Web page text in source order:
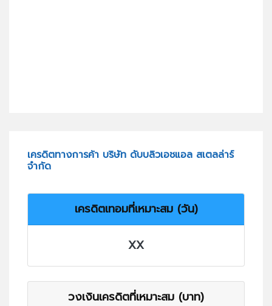
เครดิตทางการค้า บริษัท ดับบลิวเอชแอล สเตลล่าร์
จำกัด
เครดิตเทอมที่เหมาะสม (วัน)
XX
วงเงินเครดิตที่เหมาะสม (บาท)